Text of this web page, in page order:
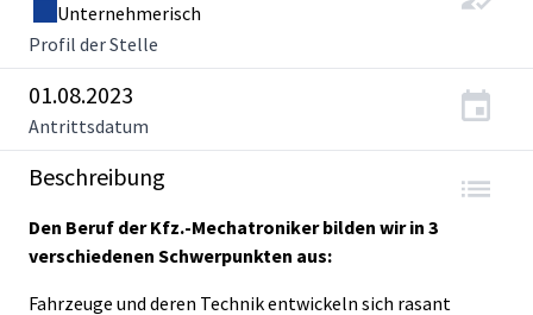
Unternehmerisch
Profil der Stelle
01.08.2023
Antrittsdatum
Beschreibung
Den Beruf der Kfz.-Mechatroniker bilden wir in 3
verschiedenen Schwerpunkten aus:
Fahrzeuge und deren Technik entwickeln sich rasant